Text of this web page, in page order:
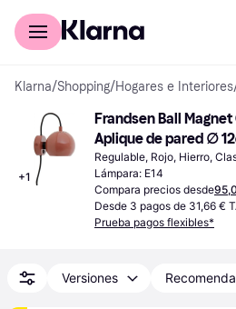
Comprar con Klarna
Klarna/Shopping/Hogares e Interiores
+1
Frandsen Ball Magnet
Aplique de pared ∅
Regulable, Rojo, Hierro,
Lámpara: E14
Compara precios desde
Desde 3 pagos de 31,66 €
Prueba pagos flexibles*
Versiones